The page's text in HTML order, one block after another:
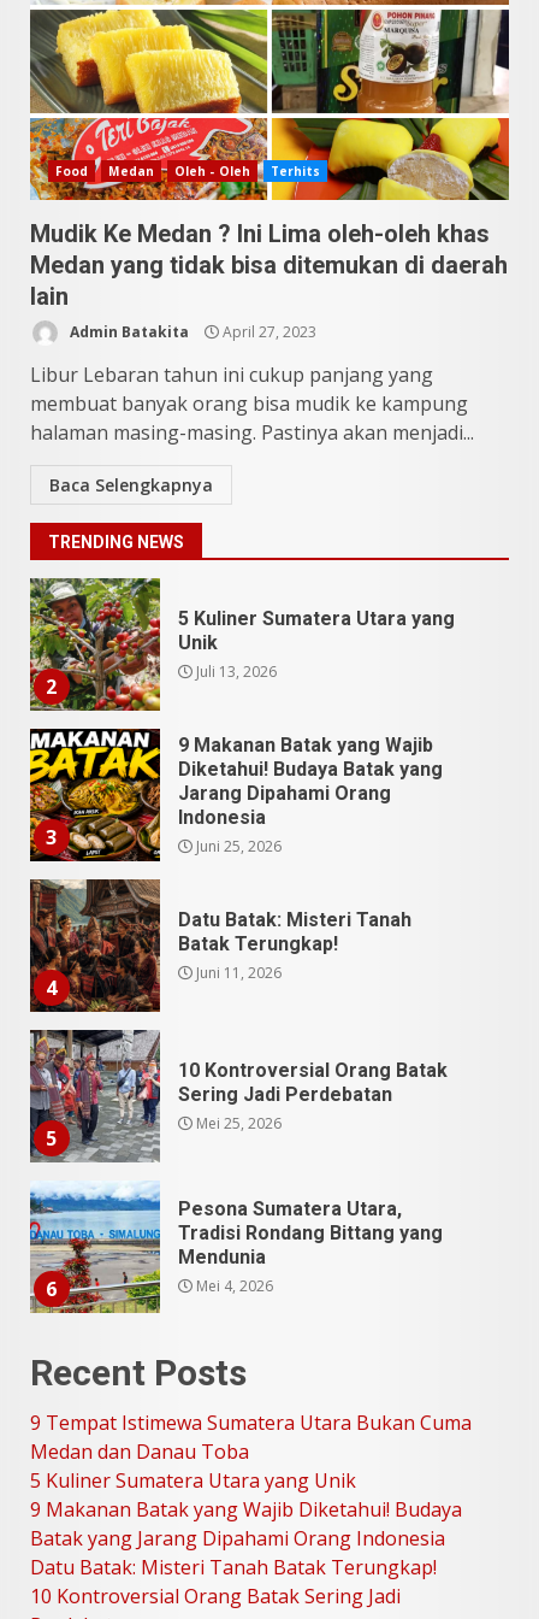
Food Medan Oleh - Oleh Terhits
Mudik Ke Medan ? Ini Lima oleh-oleh khas
Medan yang tidak bisa ditemukan di daerah
lain
Admin Batakita April 27, 2023
Libur Lebaran tahun ini cukup panjang yang
membuat banyak orang bisa mudik ke kampung
halaman masing-masing. Pastinya akan menjadi...
Baca Selengkapnya
TRENDING NEWS
5
10 Kontroversial Orang Batak
Sering Jadi Perdebatan
Mei 25, 2026
6
Pesona Sumatera Utara,
Tradisi Rondang Bittang yang
Mendunia
Mei 4, 2026
7
Up Comedy KompasTV
April 23, 2026
1
Utara Bukan Cuma Medan dan
Danau Toba
2
5 Kuliner Sumatera Utara yang
Unik
Juli 13, 2026
3
9 Makanan Batak yang Wajib
Diketahui! Budaya Batak yang
Jarang Dipahami Orang
Indonesia
Juni 25, 2026
4
Datu Batak: Misteri Tanah
Batak Terungkap!
Juni 11, 2026
5
10 Kontroversial Orang Batak
Sering Jadi Perdebatan
Mei 25, 2026
6
Pesona Sumatera Utara,
Tradisi Rondang Bittang yang
Mendunia
Mei 4, 2026
SUCI Season 11: Finalis Stand
April 23, 2026
1
9 Tempat Istimewa Sumatera
Utara Bukan Cuma Medan dan
Danau Toba
Juli 31, 2026
Recent Posts
9 Tempat Istimewa Sumatera Utara Bukan Cuma
Medan dan Danau Toba
5 Kuliner Sumatera Utara yang Unik
9 Makanan Batak yang Wajib Diketahui! Budaya
Batak yang Jarang Dipahami Orang Indonesia
Datu Batak: Misteri Tanah Batak Terungkap!
10 Kontroversial Orang Batak Sering Jadi